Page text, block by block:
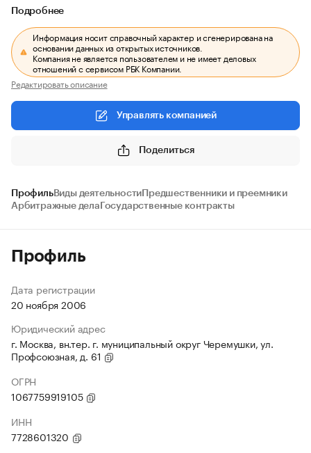
Подробнее
Информация носит справочный характер и сгенерирована на
основании данных из открытых источников.
Компания не является пользователем и не имеет деловых
отношений с сервисом РБК Компании.
Редактировать описание
Управлять компанией
Поделиться
ПрофильВиды деятельности Предшественники и преемники
Арбитражные дела Государственные контракты
Профиль
Дата регистрации
20 ноября 2006
Юридический адрес
г. Москва, вн.тер. г. муниципальный округ Черемушки, ул.
Профсоюзная, д. 61
ОГРН
1067759919105
ИНН
7728601320